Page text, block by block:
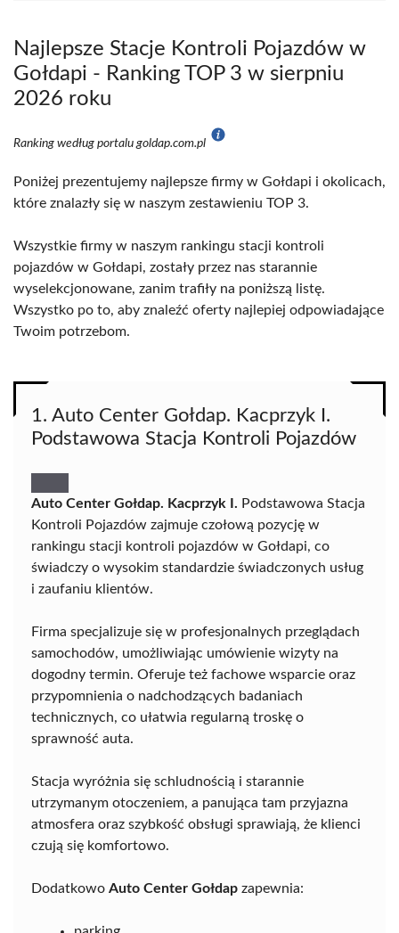
Najlepsze Stacje Kontroli Pojazdów w
Gołdapi - Ranking TOP 3 w sierpniu
2026 roku
Ranking według portalu goldap.com.pl
Poniżej prezentujemy najlepsze firmy w Gołdapi i okolicach,
które znalazły się w naszym zestawieniu TOP 3.
Wszystkie firmy w naszym rankingu stacji kontroli
pojazdów w Gołdapi, zostały przez nas starannie
wyselekcjonowane, zanim trafiły na poniższą listę.
Wszystko po to, aby znaleźć oferty najlepiej odpowiadające
Twoim potrzebom.
1. Auto Center Gołdap. Kacprzyk I.
Podstawowa Stacja Kontroli Pojazdów
Auto Center Gołdap. Kacprzyk I. Podstawowa Stacja
Kontroli Pojazdów zajmuje czołową pozycję w
rankingu stacji kontroli pojazdów w Gołdapi, co
świadczy o wysokim standardzie świadczonych usług
i zaufaniu klientów.
Firma specjalizuje się w profesjonalnych przeglądach
samochodów, umożliwiając umówienie wizyty na
dogodny termin. Oferuje też fachowe wsparcie oraz
przypomnienia o nadchodzących badaniach
technicznych, co ułatwia regularną troskę o
sprawność auta.
Stacja wyróżnia się schludnością i starannie
utrzymanym otoczeniem, a panująca tam przyjazna
atmosfera oraz szybkość obsługi sprawiają, że klienci
czują się komfortowo.
Dodatkowo Auto Center Gołdap zapewnia: